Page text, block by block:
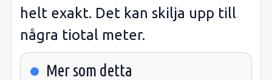
helt exakt. Det kan skilja upp till
några tiotal meter.
Mer som detta